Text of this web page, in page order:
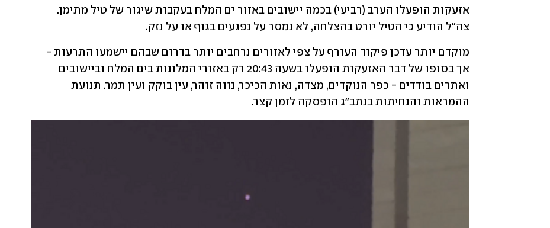
צה"ל הודיע כי הטיל יורט בהצלחה, לא נמסר על נפגעים בגוף או על נזק.
ההמראות והנחיתות בנתב"ג הופסקה לזמן קצר.